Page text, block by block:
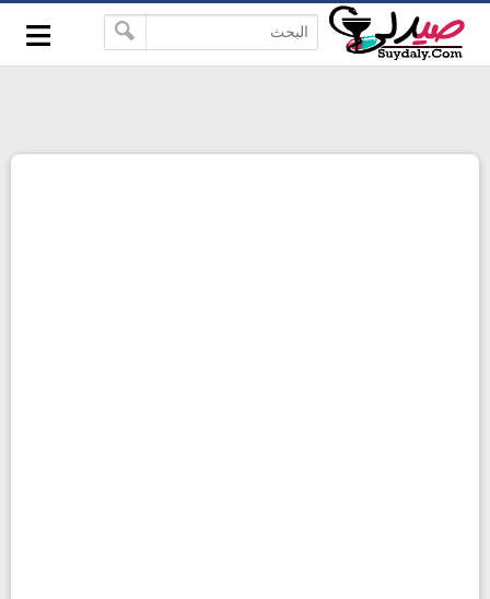
-->
google-site-verification=pbBDctPvwZJkSEHg2-
vmZ_yu86_9u3jQJgGN9H2FF9w
≡